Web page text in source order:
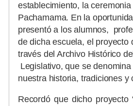
establecimiento, la
Pachamama. En la
presentó a los alumnos,
de dicha escuela, el proyecto
través del Archivo Histórico
Legislativo, que se denomina
nuestra historia, tradiciones y
Recordó que dicho